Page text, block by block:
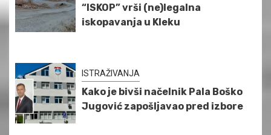
“ISKOP” vrši (ne)legalna
iskopavanja u Kleku
ISTRAŽIVANJA
Kako je bivši načelnik Pala Boško
Jugović zapošljavao pred izbore